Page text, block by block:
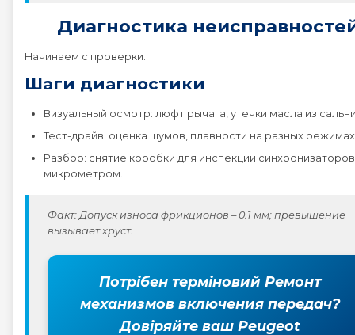
Диагностика
Начинаем с проверки.
Шаги диагностики
Визуальный осмотр: люфт рычага, утечки масла из
Тест-драйв: оценка шумов, плавности на разных
Разбор: снятие коробки для инспекции синхронизаторов
микрометром.
Факт: Допуск износа фрикционов – 0.1 мм; превышение
вызывает хруст.
Потрібен терміновий Ремонт
механизмов включения передач?
Довіряйте ваш Peugeot